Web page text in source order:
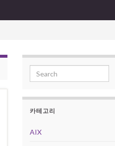
Search for:
카테고리
AIX